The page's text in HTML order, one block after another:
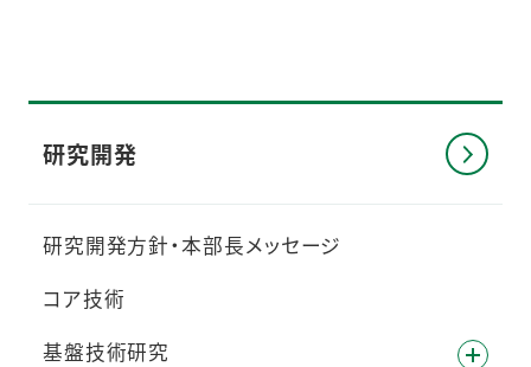
研究開発
研究開発方針・本部長メッセージ
コア技術
基盤技術研究